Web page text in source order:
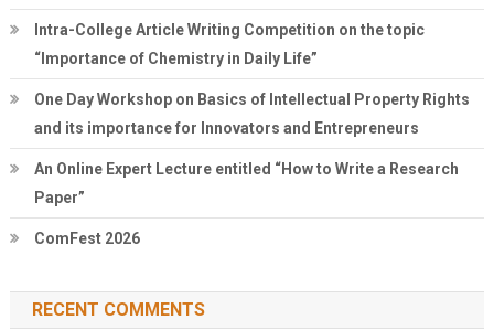
Intra-College Article Writing Competition on the topic
“Importance of Chemistry in Daily Life”
One Day Workshop on Basics of Intellectual Property Rights
and its importance for Innovators and Entrepreneurs
An Online Expert Lecture entitled “How to Write a Research
Paper”
ComFest 2026
RECENT COMMENTS